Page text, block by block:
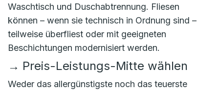
Waschtisch und Duschabtrennung. Fliesen
können – wenn sie technisch in Ordnung sind –
teilweise überfliest oder mit geeigneten
Beschichtungen modernisiert werden.
→ Preis-Leistungs-Mitte wählen
Weder das allergünstigste noch das teuerste